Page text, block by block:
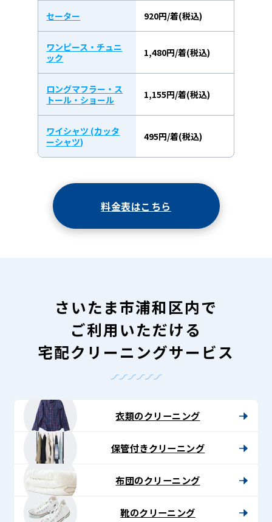
セーター 920円/着(税込)
ワンピース・チュニ
ック
1,480円/着(税込)
ロングマフラー・ス
トール・ショール
1,155円/着(税込)
ワイシャツ (カッタ
ーシャツ)
495円/着(税込)
料金表はこちら
さいたま市浦和区内で
ご利用いただける
宅配クリーニングサービス
衣類のクリーニング
保管付きクリーニング
布団のクリーニング
靴のクリーニング